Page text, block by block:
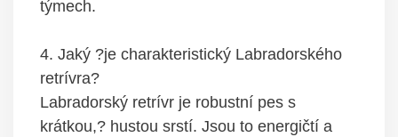
týmech.
4. Jaký ?je charakteristický Labradorského
retrívra?
Labradorský retrívr je robustní pes s
krátkou,? hustou srstí. Jsou to energičtí a